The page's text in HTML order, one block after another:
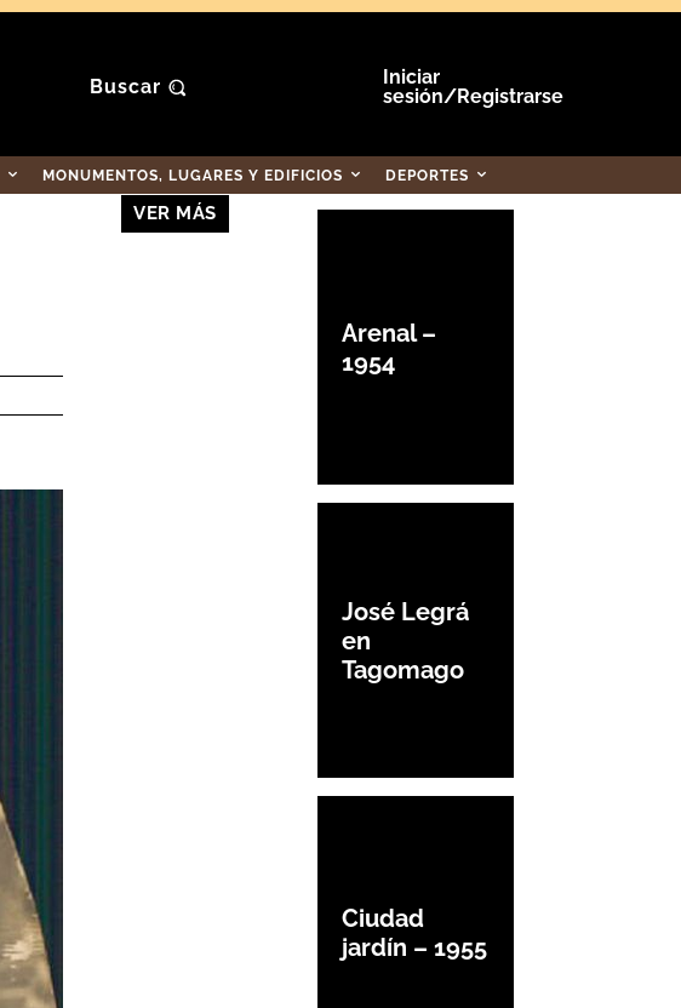
Buscar
Iniciar
sesión/Registrarse
MONUMENTOS, LUGARES Y EDIFICIOS DEPORTES
VER MÁS
Arenal –
1954
José Legrá
en
Tagomago
Ciudad
jardín – 1955